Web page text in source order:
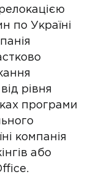
по Україні
рівня
програми
компанія
або